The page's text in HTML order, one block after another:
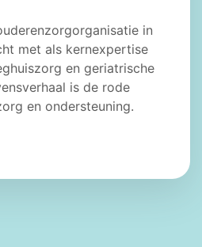
in
met als kernexpertise
en geriatrische
is de rode
en ondersteuning.